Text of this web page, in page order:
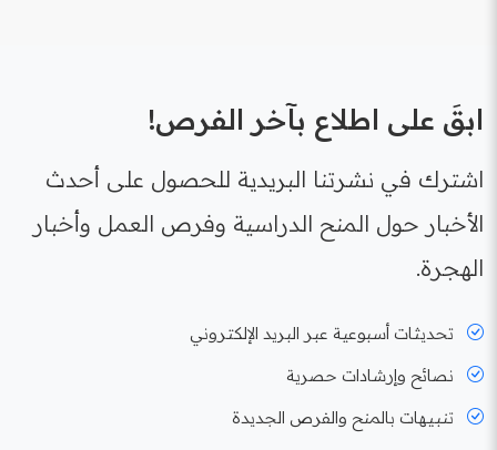
ابقَ على اطلاع بآخر الفرص!
اشترك في نشرتنا البريدية للحصول على أحدث
الأخبار حول المنح الدراسية وفرص العمل وأخبار
الهجرة.
تحديثات أسبوعية عبر البريد الإلكتروني
نصائح وإرشادات حصرية
تنبيهات بالمنح والفرص الجديدة